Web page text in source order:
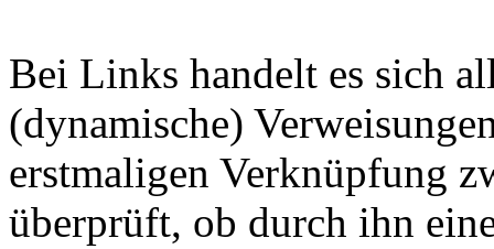
Bei Links handelt es sich
(dynamische)
erstmaligen Verknüpfung
überprüft, ob durch ihn